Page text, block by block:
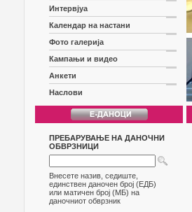
Интервјуа
Календар на настани
Фото галерија
Кампањи и видео
Анкети
Наслови
ПРЕБАРУВАЊЕ НА ДАНОЧНИ
ОБВРЗНИЦИ
Внесете назив, седиште,
единствен даночен број (ЕДБ)
или матичен број (МБ) на
даночниот обврзник